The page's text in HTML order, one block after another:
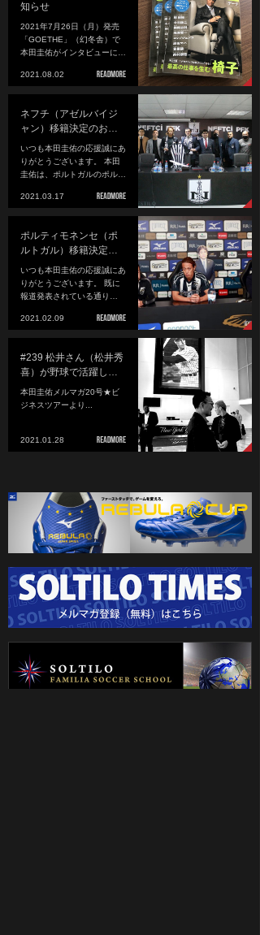
知らせ
2021年7月26日（月）発売
「GOETHE」（幻冬舎）で
本田圭佑がインタビューに…
2021.08.02
ネフチ（アゼルバイジ
ャン）移籍決定のお…
いつも本田圭佑の応援誠にあ
りがとうございます。 本田
圭佑は、ポルトガルのポル…
2021.03.17
ポルティモネンセ（ポ
ルトガル）移籍決定…
いつも本田圭佑の応援誠にあ
りがとうございます。 既に
報道発表されている通り…
2021.02.09
#239 松井さん（松井秀
喜）が野球で活躍し…
本田圭佑メルマガ20号★ビ
ジネスツアーより...
2021.01.28